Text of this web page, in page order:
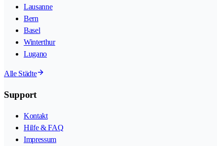
Lausanne
Bern
Basel
Winterthur
Lugano
Alle Städte
Support
Kontakt
Hilfe & FAQ
Impressum